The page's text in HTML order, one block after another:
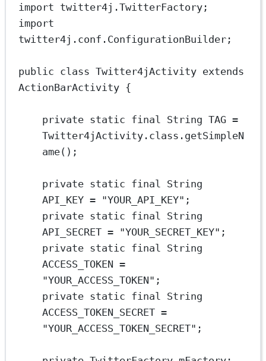
import twitter4j.TwitterFactory;
import
twitter4j.conf.ConfigurationBuilder;
public class Twitter4jActivity extends
ActionBarActivity {
private static final String TAG =
Twitter4jActivity.class. getSimpleN
ame();
private static final String
API_KEY = "YOUR_API_KEY" ;
private static final String
API_SECRET = "YOUR_SECRET_KEY" ;
private static final String
ACCESS_TOKEN =
"YOUR_ACCESS_TOKEN" ;
private static final String
ACCESS_TOKEN_SECRET =
"YOUR_ACCESS_TOKEN_SECRET" ;